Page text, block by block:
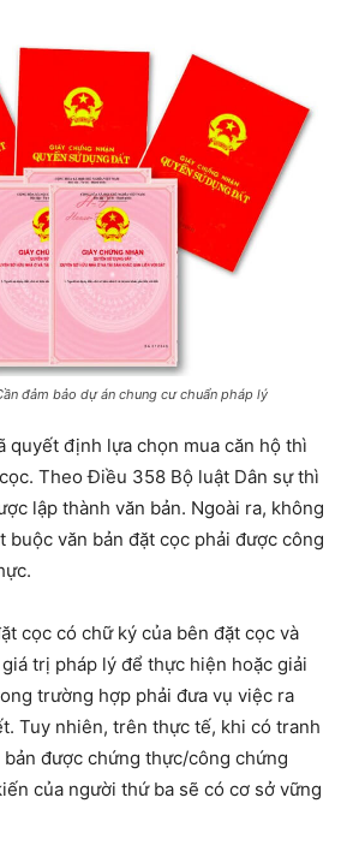
đảm bảo dự án chung cư chuẩn pháp lý
quyết định lựa chọn mua căn hộ thì
Theo Điều 358 Bộ luật Dân sự thì
lập thành văn bản. Ngoài ra, không
buộc văn bản đặt cọc phải được công
cọc có chữ ký của bên đặt cọc và
trị pháp lý để thực hiện hoặc giải
trường hợp phải đưa vụ việc ra
Tuy nhiên, trên thực tế, khi có tranh
được chứng thực/công chứng
của người thứ ba sẽ có cơ sở vững